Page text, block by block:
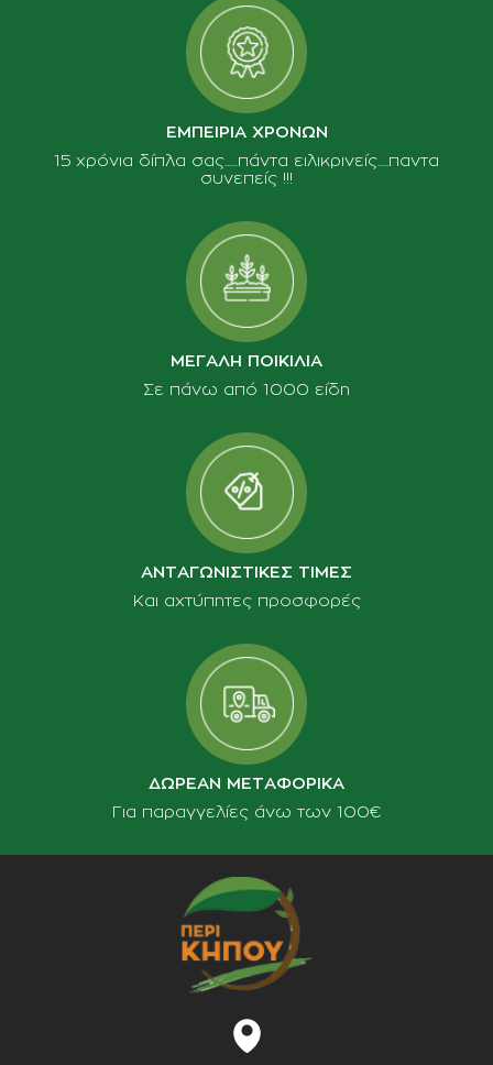
ΕΜΠΕΙΡΙΑ ΧΡΟΝΩΝ
15 χρόνια δίπλα σας......πάντα ειλικρινείς.....παντα
συνεπείς !!!
ΜΕΓΑΛΗ ΠΟΙΚΙΛΙΑ
Σε πάνω από 1000 είδη
ΑΝΤΑΓΩΝΙΣΤΙΚΕΣ ΤΙΜΕΣ
Και αχτύπητες προσφορές
ΔΩΡΕΑΝ ΜΕΤΑΦΟΡΙΚΑ
Για παραγγελίες άνω των 100€